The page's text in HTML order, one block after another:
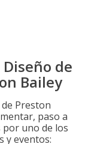
de
Bailey
Preston
paso a
por uno de los
y eventos: